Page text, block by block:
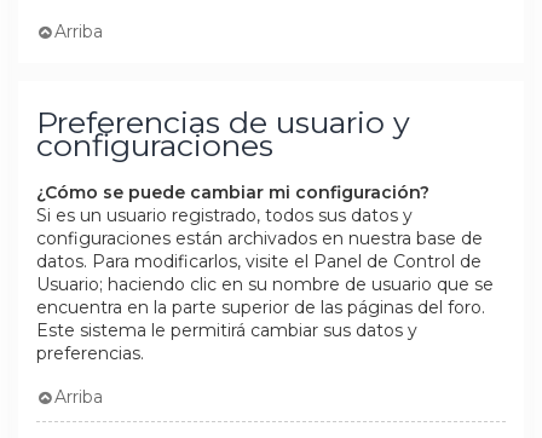
Arriba
Preferencias de usuario y
configuraciones
¿Cómo se puede cambiar mi configuración?
Si es un usuario registrado, todos sus datos y
configuraciones están archivados en nuestra base de
datos. Para modificarlos, visite el Panel de Control de
Usuario; haciendo clic en su nombre de usuario que se
encuentra en la parte superior de las páginas del foro.
Este sistema le permitirá cambiar sus datos y
preferencias.
Arriba